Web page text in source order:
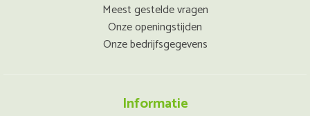
Meest gestelde vragen
Onze openingstijden
Onze bedrijfsgegevens
Informatie